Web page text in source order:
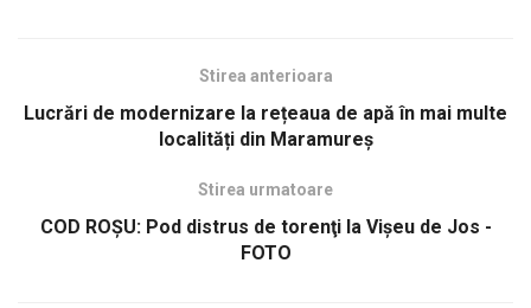
Stirea anterioara
Lucrări de modernizare la rețeaua de apă în mai multe
localități din Maramureș
Stirea urmatoare
COD ROŞU: Pod distrus de torenţi la Vişeu de Jos -
FOTO